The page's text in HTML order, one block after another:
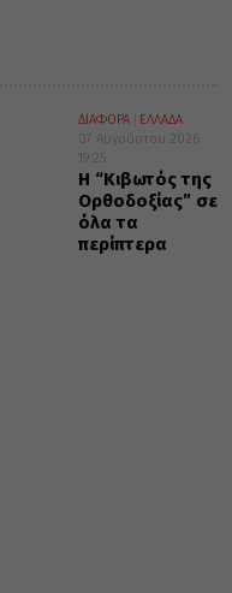
ΔΙΑΦΟΡΑ
ΕΛΛΑΔΑ
07 Αυγούστου 2026
19:25
Η “Κιβωτός της
Ορθοδοξίας” σε
όλα τα
περίπτερα